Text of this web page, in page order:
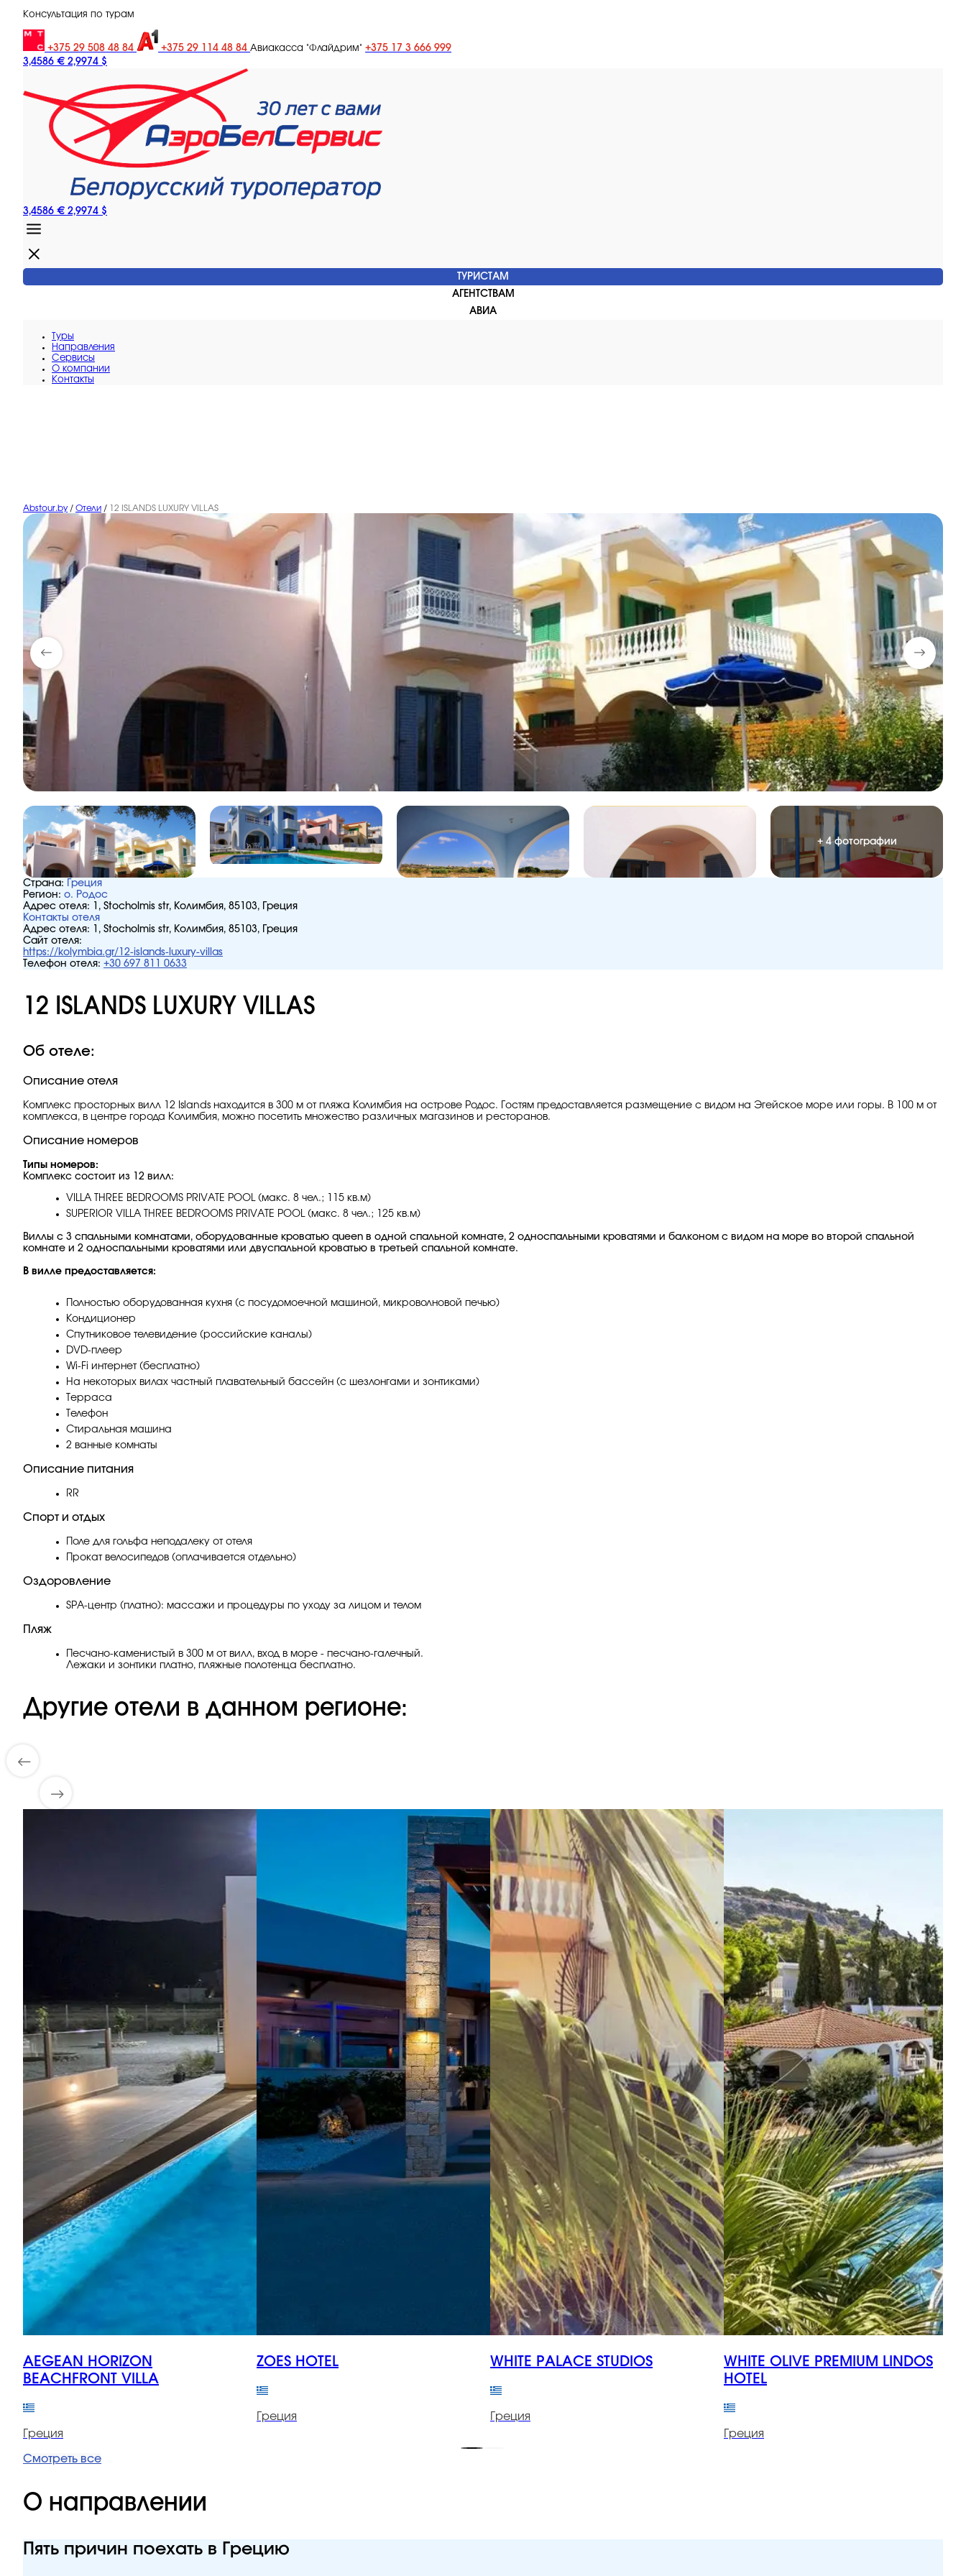
Консультация по турам
+375 29 508 48 84 +375 29 114 48 84 Авиакасса "Флайдрим" +375 17 3 666 999
3,4586 € 2,9974 $
3,4586 € 2,9974 $
ТУРИСТАМ
АГЕНТСТВАМ
АВИА
Туры
Направления
Сервисы
O компании
Контакты
Abstour.by / Отели / 12 ISLANDS LUXURY VILLAS
+ 4 фотографии
Страна:
Греция
Регион: о. Родос
Адрес отеля:
1, Stocholmis str, Колимбия, 85103, Греция
Контакты отеля
Адрес отеля:
1, Stocholmis str, Колимбия, 85103, Греция
Сайт отеля:
https://kolymbia.gr/12-islands-luxury-villas
Телефон отеля: +30 697 811 0633
12 ISLANDS LUXURY VILLAS
Об отеле:
Описание отеля
Комплекс просторных вилл 12 Islands находится в 300 м от пляжа Колимбия на острове Родос. Гостям предоставляется размещение с видом на Эгейское море или горы. В 100 м от
комплекса, в центре города Колимбия, можно посетить множество различных магазинов и ресторанов.
Описание номеров
Типы номеров:
Комплекс состоит из 12 вилл:
VILLA THREE BEDROOMS PRIVATE POOL (макс. 8 чел.; 115 кв.м)
SUPERIOR VILLA THREE BEDROOMS PRIVATE POOL (макс. 8 чел.; 125 кв.м)
Виллы с 3 спальными комнатами, оборудованные кроватью queen в одной спальной комнате, 2 односпальными кроватями и балконом с видом на море во второй спальной
комнате и 2 односпальными кроватями или двуспальной кроватью в третьей спальной комнате.
В вилле предоставляется:
Полностью оборудованная кухня (с посудомоечной машиной, микроволновой печью)
Кондиционер
Спутниковое телевидение (российские каналы)
DVD-плеер
Wi-Fi интернет (бесплатно)
На некоторых вилах частный плавательный бассейн (с шезлонгами и зонтиками)
Терраса
Телефон
Стиральная машина
2 ванные комнаты
Описание питания
RR
Спорт и отдых
Поле для гольфа неподалеку от отеля
Прокат велосипедов (оплачивается отдельно)
Оздоровление
SPA-центр (платно): массажи и процедуры по уходу за лицом и телом
Пляж
Песчано-каменистый в 300 м от вилл, вход в море - песчано-галечный.
Лежаки и зонтики платно, пляжные полотенца бесплатно.
Другие отели в данном регионе:
AEGEAN HORIZON
BEACHFRONT VILLA
Греция
ZOES HOTEL
Греция
WHITE PALACE STUDIOS
Греция
WHITE OLIVE PREMIUM LINDOS
HOTEL
Греция
Смотреть все
О направлении
Пять причин поехать в Грецию